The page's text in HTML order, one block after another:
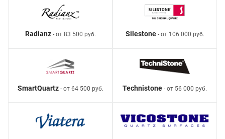
Radianz- от 83 500 руб. Silestone- от 106 000 руб.
SmartQuartz- от 64 500 руб. Technistone - от 56 000 руб.